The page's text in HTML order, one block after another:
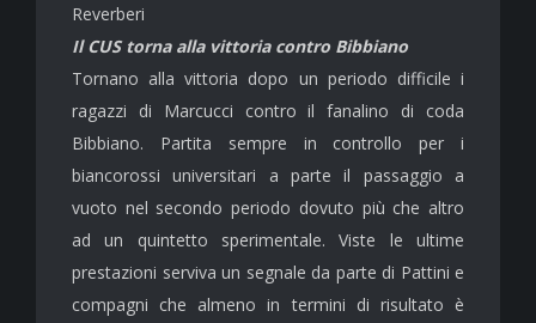
Reverberi
Il CUS torna alla vittoria contro Bibbiano
Tornano alla vittoria dopo un periodo difficile i
ragazzi di Marcucci contro il fanalino di coda
Bibbiano. Partita sempre in controllo per i
biancorossi universitari a parte il passaggio a
vuoto nel secondo periodo dovuto più che altro
ad un quintetto sperimentale. Viste le ultime
prestazioni serviva un segnale da parte di Pattini e
compagni che almeno in termini di risultato è